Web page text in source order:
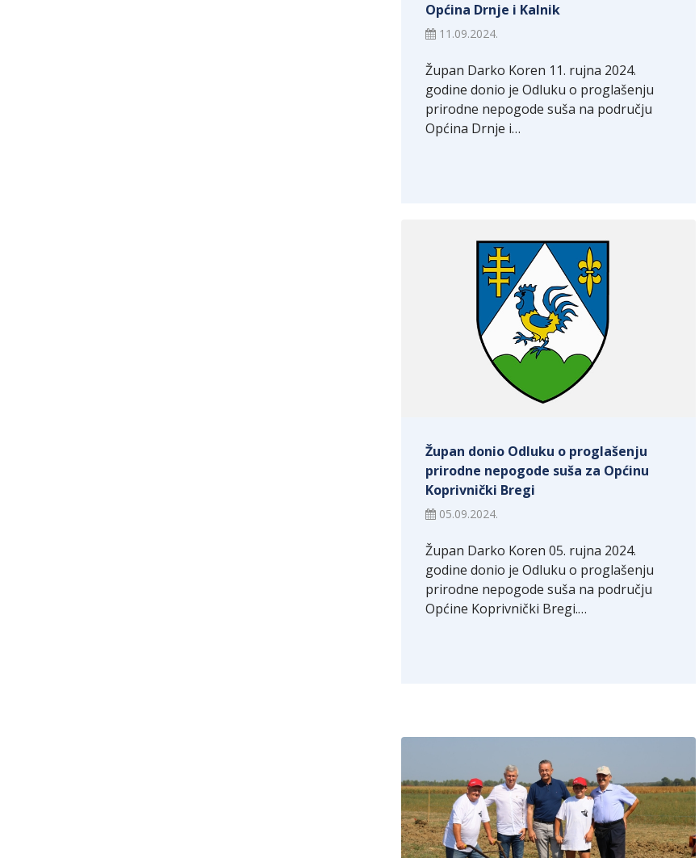
Općina Drnje i Kalnik
11.09.2024.
Župan Darko Koren 11. rujna 2024.
godine donio je Odluku o proglašenju
prirodne nepogode suša na području
Općina Drnje i…
Župan donio Odluku o proglašenju
prirodne nepogode suša za Općinu
Koprivnički Bregi
05.09.2024.
Župan Darko Koren 05. rujna 2024.
godine donio je Odluku o proglašenju
prirodne nepogode suša na području
Općine Koprivnički Bregi.…